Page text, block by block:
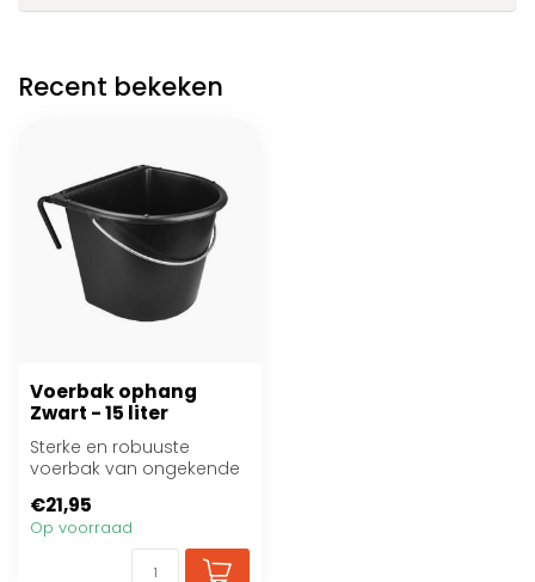
Recent bekeken
Voerbak ophang
Zwart - 15 liter
Sterke en robuuste
voerbak van ongekende
€21,95
Op voorraad